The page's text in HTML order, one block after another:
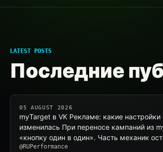
LATEST POSTS
Последние
05 AUGUST 2026
myTarget в VK Рекламе: какие настройки
изменилась При переносе кампаний из
«кнопку один в один». Часть механик
@RUPerformance